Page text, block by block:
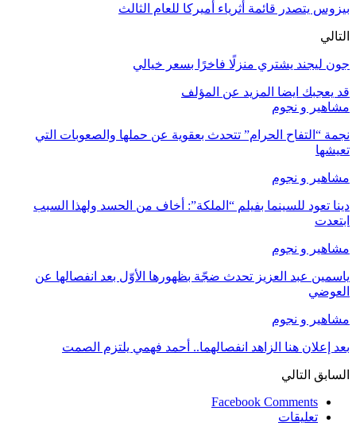
بيزوس يتصدر قائمة أثرياء أميركا للعام الثالث
التالي
جون ليجند يشتري منزلًا فاخرًا بسعر خيالي
قد يعجبك ايضا المزيد عن المؤلف
مشاهير و نجوم
نجمة “التفاح الحرام” تتحدث بعقوية عن حملها والصعوبات التي
تعيشها
مشاهير و نجوم
دينا تعود للسينما بفيلم “الملكة”: أخاف من الحسد ولهذا السبب
ابتعدت
مشاهير و نجوم
ياسمين عبد العزيز تحدث ضجّة بظهورها الأوّل بعد انفصالها عن
العوضي
مشاهير و نجوم
بعد إعلان هنا الزاهد انفصالهما.. أحمد فهمي يلتزم الصمت
السابق التالي
Facebook Comments
تعليقات